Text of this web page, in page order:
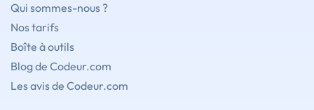
Qui sommes-nous ?
Nos tarifs
Boîte à outils
Blog de Codeur.com
Les avis de Codeur.com